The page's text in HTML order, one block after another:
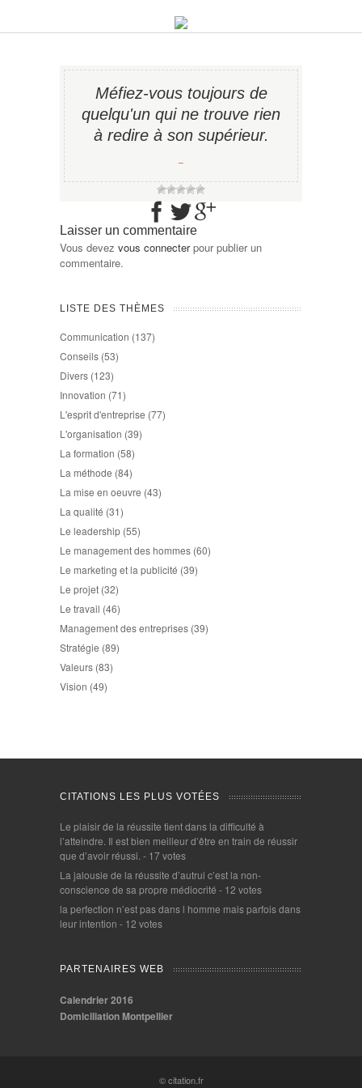
Méfiez-vous toujours de
quelqu'un qui ne trouve rien
à redire à son supérieur.
−
Laisser un commentaire
Vous devez vous connecterpour publier un
commentaire.
LISTE DES THÈMES
Communication (137)
Conseils (53)
Divers (123)
Innovation (71)
L'esprit d'entreprise (77)
L'organisation (39)
La formation (58)
La méthode (84)
La mise en oeuvre (43)
La qualité (31)
Le leadership (55)
Le management des hommes (60)
Le marketing et la publicité (39)
Le projet (32)
Le travail (46)
Management des entreprises (39)
Stratégie (89)
Valeurs (83)
Vision (49)
CITATIONS LES PLUS VOTÉES
Le plaisir de la réussite tient dans la difficulté à
l’atteindre. Il est bien meilleur d’être en train de réussir
que d’avoir réussi. - 17 votes
La jalousie de la réussite d’autrui c’est la non-
conscience de sa propre médiocrité - 12 votes
la perfection n’est pas dans l homme mais parfois dans
leur intention - 12 votes
PARTENAIRES WEB
Calendrier 2016
Domiciliation Montpellier
© citation.fr